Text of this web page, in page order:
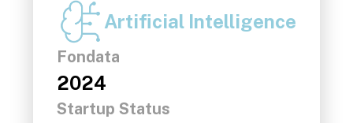
Artificial Intelligence
Fondata
2024
Startup Status